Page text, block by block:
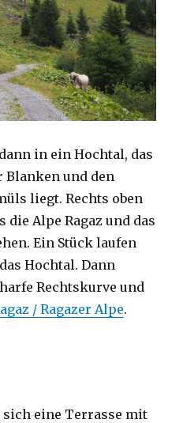
in ein Hochtal, das
Blanken und den
liegt. Rechts oben
die Alpe Ragaz und das
Ein Stück laufen
Hochtal. Dann
Rechtskurve und
/ Ragazer Alpe.
sich eine Terrasse mit